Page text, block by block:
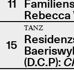
11
15
TANZ
(D.C.P):